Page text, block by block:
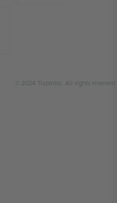
© 2024 Ticombo. All rights reserved